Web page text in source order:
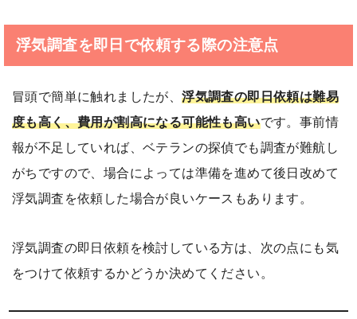
浮気調査を即日で依頼する際の注意点
冒頭で簡単に触れましたが、浮気調査の即日依頼は難易
度も高く、費用が割高になる可能性も高いです。事前情
報が不足していれば、ベテランの探偵でも調査が難航し
がちですので、場合によっては準備を進めて後日改めて
浮気調査を依頼した場合が良いケースもあります。
浮気調査の即日依頼を検討している方は、次の点にも気
をつけて依頼するかどうか決めてください。